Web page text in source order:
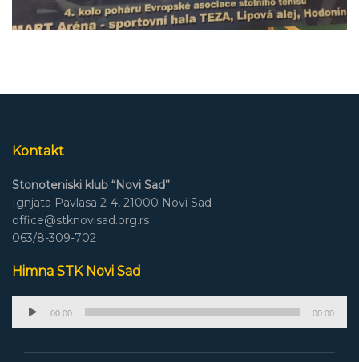
Kontakt
Stonoteniski klub “Novi Sad”
Ignjata Pavlasa 2-4, 21000 Novi Sad
office@stknovisad.org.rs
063/8-309-702
Himna STK Novi Sad
Audio
00:00 00:00